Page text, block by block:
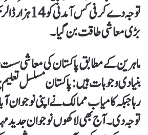
توجہ دے کر فی کس
بڑی معاشی طاقت بن گیا۔
ماہرین کے مطابق پاکستان کی معاشی
بنیادی وجوہات ہیں:پاکستان مسلسل تعلیم
رہا جبکہ کامیاب ممالک نے اپنی نوجوان
توجہ دی۔ آج بھی لاکھوں نوجوان جدید